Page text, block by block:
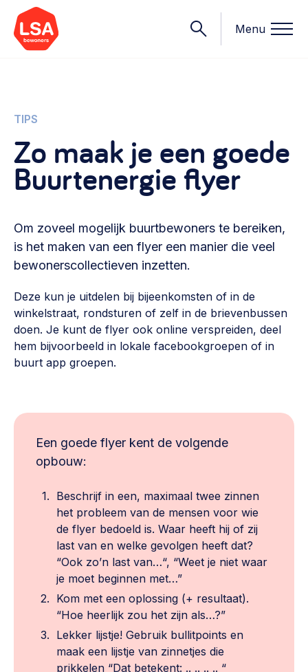
Menu
Onderwerpen
Starten van een initiatief
Rechtsvormen, positionering, organisatiemodellen >
Financieringsvormen, administratie, begroting en omzet >
Organisatie en beheer
Vrijwilligers en medewerkers
Werving, contracten en vergoedingen, betaalde krachten
>
ontmoetingsplekken >
Sociaal ondernemen
Bewonersbedrijf starten, ondernemingsplan maken >
Buurtbewoners verbinden
Community building en ABCD, welkomstcultuur >
Zorgzame gemeenschappen
Betrokken buurten, contact stimuleren, netwerken
uitbreiden >
Wijkaanpak
Weerbare gemeenschappen
Wat we doen
Contact
Nieuws
Opinie
Bijeenkomsten
Lid worden
Vraag stellen
030 231 7511
info@lsabewoners.nl
TIPS
Zo maak je een goede
Buurtenergie flyer
Om zoveel mogelijk buurtbewoners te bereiken,
is het maken van een flyer een manier die veel
bewonerscollectieven inzetten.
Deze kun je uitdelen bij bijeenkomsten of in de
winkelstraat, rondsturen of zelf in de brievenbussen
doen. Je kunt de flyer ook online verspreiden, deel
hem bijvoorbeeld in lokale facebookgroepen of in
buurt app groepen.
Een goede flyer kent de volgende
opbouw:
Beschrijf in een, maximaal twee zinnen
het probleem van de mensen voor wie
de flyer bedoeld is. Waar heeft hij of zij
last van en welke gevolgen heeft dat?
“Ook zo’n last van…“, “Weet je niet waar
je moet beginnen met…”
Kom met een oplossing (+ resultaat).
“Hoe heerlijk zou het zijn als…?”
Lekker lijstje! Gebruik bullitpoints en
maak een lijstje van zinnetjes die
prikkelen “Dat betekent: .. .. .. .. “